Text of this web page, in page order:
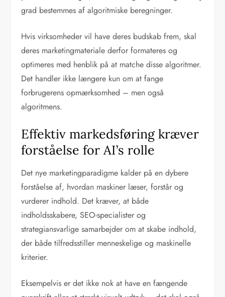
grad bestemmes af algoritmiske beregninger.
Hvis virksomheder vil have deres budskab frem, skal
deres marketingmateriale derfor formateres og
optimeres med henblik på at matche disse algoritmer.
Det handler ikke længere kun om at fange
forbrugerens opmærksomhed – men også
algoritmens.
Effektiv markedsføring kræver
forståelse for AI’s rolle
Det nye marketingparadigme kalder på en dybere
forståelse af, hvordan maskiner læser, forstår og
vurderer indhold. Det kræver, at både
indholdsskabere, SEO-specialister og
strategiansvarlige samarbejder om at skabe indhold,
der både tilfredsstiller menneskelige og maskinelle
kriterier.
Eksempelvis er det ikke nok at have en fængende